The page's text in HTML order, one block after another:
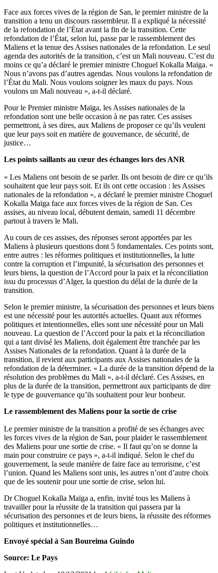
Face aux forces vives de la région de San, le premier ministre de la
transition a tenu un discours rassembleur. Il a expliqué la nécessité
de la refondation de l’État avant la fin de la transition. Cette
refondation de l’État, selon lui, passe par le rassemblement des
Maliens et la tenue des Assises nationales de la refondation. Le seul
agenda des autorités de la transition, c’est un Mali nouveau. C’est du
moins ce qu’a déclaré le premier ministre Choguel Kokalla Maïga. «
Nous n’avons pas d’autres agendas. Nous voulons la refondation de
l’État du Mali. Nous voulons soigner les maux du pays. Nous
voulons un Mali nouveau », a-t-il déclaré.
Pour le Premier ministre Maïga, les Assises nationales de la
refondation sont une belle occasion à ne pas rater. Ces assises
permettront, à ses dires, aux Maliens de proposer ce qu’ils veulent
que leur pays soit en matière de gouvernance, de sécurité, de
justice…
Les points saillants au cœur des échanges lors des ANR
« Les Maliens ont besoin de se parler. Ils ont besoin de dire ce qu’ils
souhaitent que leur pays soit. Et ils ont cette occasion : les Assises
nationales de la refondation », a déclaré le premier ministre Choguel
Kokalla Maïga face aux forces vives de la région de San. Ces
assises, au niveau local, débutent demain, samedi 11 décembre
partout à travers le Mali.
Au cours de ces assises, des réponses seront apportées par les
Maliens à plusieurs questions dont 5 fondamentales. Ces points sont,
entre autres : les réformes politiques et institutionnelles, la lutte
contre la corruption et l’impunité, la sécurisation des personnes et
leurs biens, la question de l’Accord pour la paix et la réconciliation
issu du processus d’Alger, la question du délai de la durée de la
transition.
Selon le premier ministre, la sécurisation des personnes et leurs biens
est une nécessité pour les autorités actuelles. Quant aux réformes
politiques et intentionnelles, elles sont une nécessité pour un Mali
nouveau. La question de l’Accord pour la paix et la réconciliation
qui a tant divisé les Maliens, doit également être tranchée par les
Assises Nationales de la refondation. Quant à la durée de la
transition, il revient aux participants aux Assises nationales de la
refondation de la déterminer. « La durée de la transition dépend de la
résolution des problèmes du Mali », a-t-il déclaré. Ces Assises, en
plus de la durée de la transition, permettront aux participants de dire
le type de gouvernance qu’ils souhaitent pour leur bonheur.
Le rassemblement des Maliens pour la sortie de crise
Le premier ministre de la transition a profité de ses échanges avec
les forces vives de la région de San, pour plaider le rassemblement
des Maliens pour une sortie de crise. « Il faut qu’on se donne la
main pour construire ce pays », a-t-il indiqué. Selon le chef du
gouvernement, la seule manière de faire face au terrorisme, c’est
l’union. Quand les Maliens sont unis, les autres n’ont d’autre choix
que de les soutenir pour une sortie de crise, selon lui.
Dr Choguel Kokalla Maïga a, enfin, invité tous les Maliens à
travailler pour la réussite de la transition qui passera par la
sécurisation des personnes et de leurs biens, la réussite des réformes
politiques et institutionnelles…
Envoyé spécial à San Boureima Guindo
Source: Le Pays